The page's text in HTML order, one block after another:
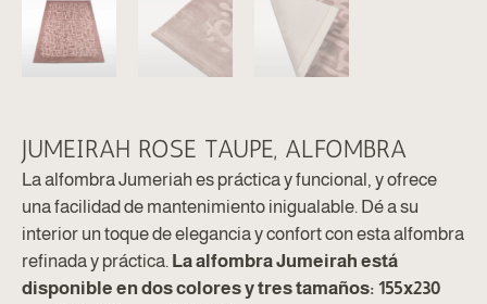
JUMEIRAH ROSE TAUPE, ALFOMBRA
La alfombra Jumeriah es práctica y funcional, y ofrece
una facilidad de mantenimiento inigualable. Dé a su
interior un toque de elegancia y confort con esta alfombra
refinada y práctica. La alfombra Jumeirah está
disponible en dos colores y tres tamaños: 155x230